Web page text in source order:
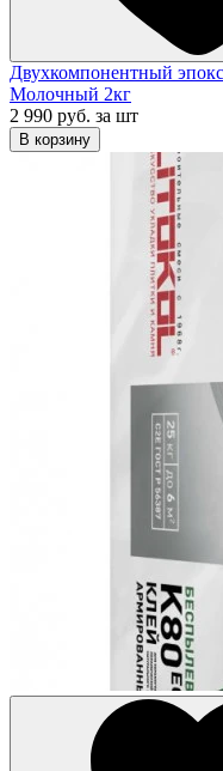
Двухкомпонентный
Молочный 2кг
2 990 руб. за шт
В корзину